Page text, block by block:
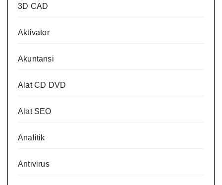
3D CAD
Aktivator
Akuntansi
Alat CD DVD
Alat SEO
Analitik
Antivirus